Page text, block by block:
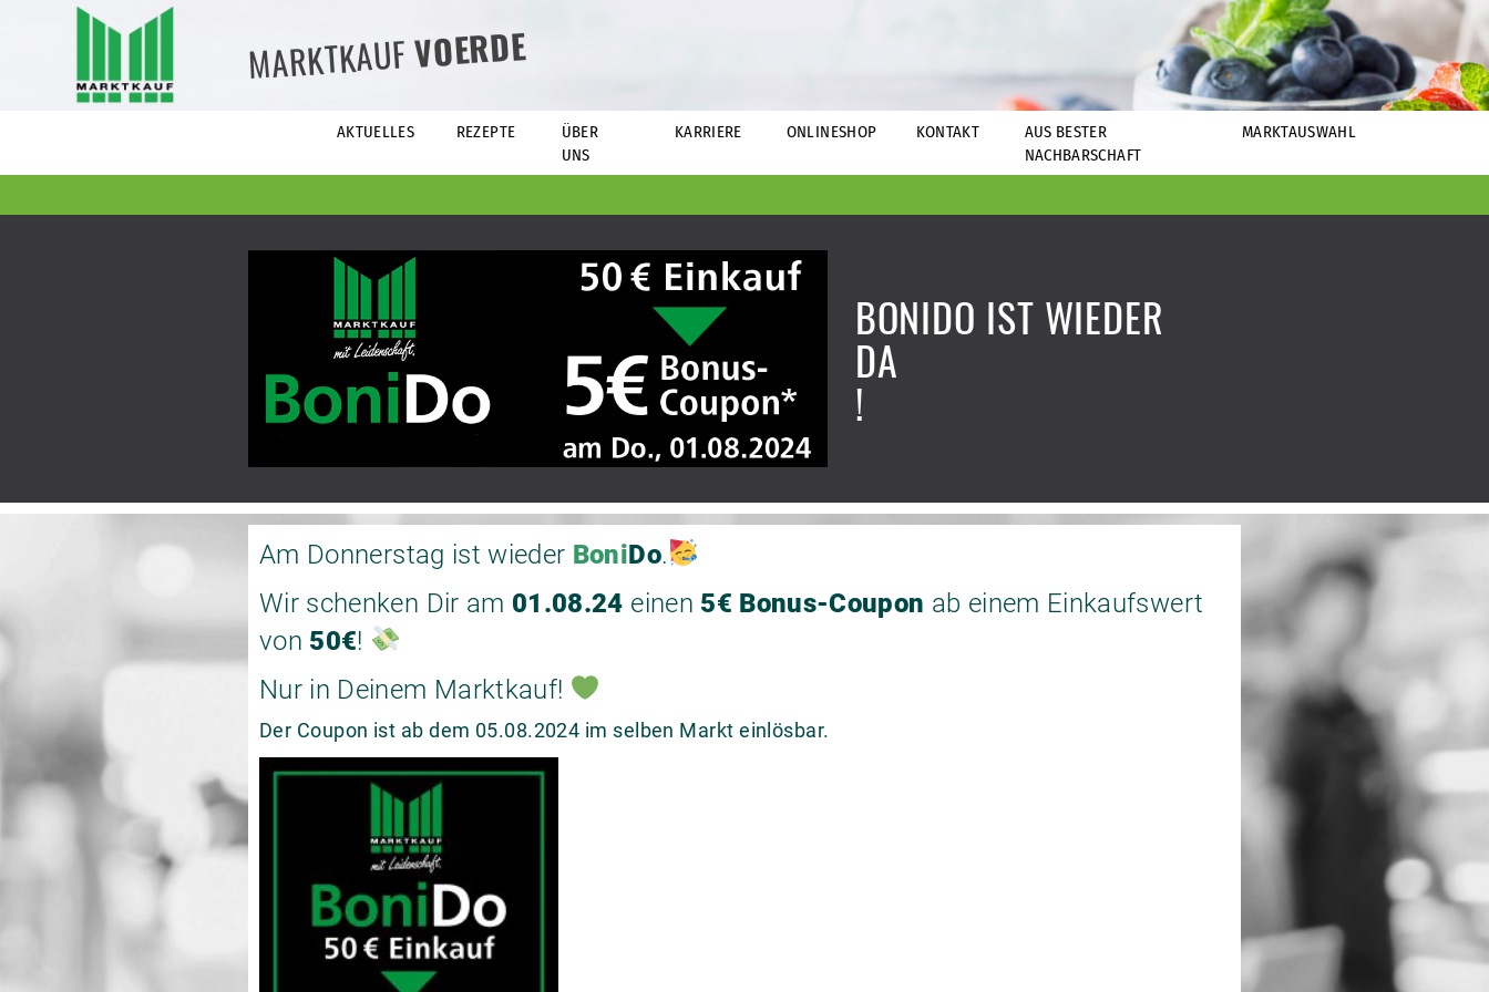
MARKTKAUFVOERDE
AKTUELLES REZEPTE
ÜBER
UNS
KARRIERE ONLINESHOP KONTAKT
AUS BESTER
NACHBARSCHAFT
MARKTAUSWAHL
BONIDO IST WIEDER
DA
!
Am Donnerstag ist wieder BoniDo.
Wir schenken Dir am 01.08.24 einen 5€ Bonus-Coupon ab einem Einkaufswert
von 50€!
Nur in Deinem Marktkauf!
Der Coupon ist ab dem 05.08.2024 im selben Markt einlösbar.